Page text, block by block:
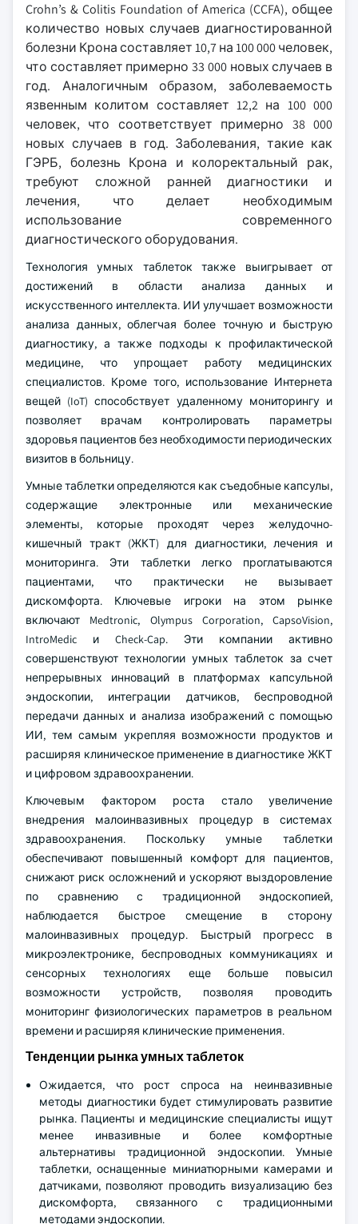
Crohn’s & Colitis Foundation of America (CCFA), общее
количество новых случаев диагностированной
болезни Крона составляет 10,7 на 100 000 человек,
что составляет примерно 33 000 новых случаев в
год. Аналогичным образом, заболеваемость
язвенным колитом составляет 12,2 на 100 000
человек, что соответствует примерно 38 000
новых случаев в год. Заболевания, такие как
ГЭРБ, болезнь Крона и колоректальный рак,
требуют сложной ранней диагностики и
лечения, что делает необходимым
использование современного
диагностического оборудования.
Технология умных таблеток также выигрывает от
достижений в области анализа данных и
искусственного интеллекта. ИИ улучшает возможности
анализа данных, облегчая более точную и быструю
диагностику, а также подходы к профилактической
медицине, что упрощает работу медицинских
специалистов. Кроме того, использование Интернета
вещей (IoT) способствует удаленному мониторингу и
позволяет врачам контролировать параметры
здоровья пациентов без необходимости периодических
визитов в больницу.
Умные таблетки определяются как съедобные капсулы,
содержащие электронные или механические
элементы, которые проходят через желудочно-
кишечный тракт (ЖКТ) для диагностики, лечения и
мониторинга. Эти таблетки легко проглатываются
пациентами, что практически не вызывает
дискомфорта. Ключевые игроки на этом рынке
включают Medtronic, Olympus Corporation, CapsoVision,
IntroMedic и Check‑Cap. Эти компании активно
совершенствуют технологии умных таблеток за счет
непрерывных инноваций в платформах капсульной
эндоскопии, интеграции датчиков, беспроводной
передачи данных и анализа изображений с помощью
ИИ, тем самым укрепляя возможности продуктов и
расширяя клиническое применение в диагностике ЖКТ
и цифровом здравоохранении.
Ключевым фактором роста стало увеличение
внедрения малоинвазивных процедур в системах
здравоохранения. Поскольку умные таблетки
обеспечивают повышенный комфорт для пациентов,
снижают риск осложнений и ускоряют выздоровление
по сравнению с традиционной эндоскопией,
наблюдается быстрое смещение в сторону
малоинвазивных процедур. Быстрый прогресс в
микроэлектронике, беспроводных коммуникациях и
сенсорных технологиях еще больше повысил
возможности устройств, позволяя проводить
мониторинг физиологических параметров в реальном
времени и расширяя клинические применения.
Тенденции рынка умных таблеток
Ожидается, что рост спроса на неинвазивные
методы диагностики будет стимулировать развитие
рынка. Пациенты и медицинские специалисты ищут
менее инвазивные и более комфортные
альтернативы традиционной эндоскопии. Умные
таблетки, оснащенные миниатюрными камерами и
датчиками, позволяют проводить визуализацию без
дискомфорта, связанного с традиционными
методами эндоскопии.